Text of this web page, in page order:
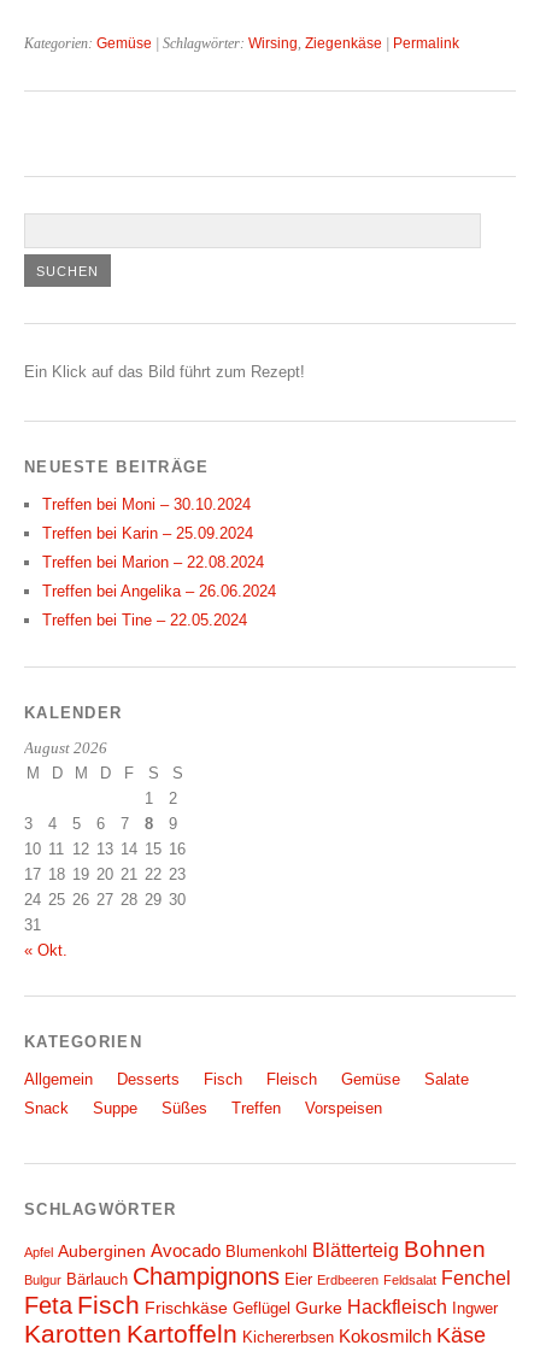
Kategorien: Gemüse | Schlagwörter: Wirsing Ziegenkäse | Permalink
Ein Klick auf das Bild führt zum Rezept!
NEUESTE BEITRÄGE
Treffen bei Moni – 30.10.2024
Treffen bei Karin – 25.09.2024
Treffen bei Marion – 22.08.2024
Treffen bei Angelika – 26.06.2024
Treffen bei Tine – 22.05.2024
KALENDER
August 2026
M D M D F S
S
1
2
3
4 5 6 7 8
9
10 11 12 13 14 15 16
17 18 19 20 21 22 23
24 25 26 27 28 29 30
31
« Okt.
KATEGORIEN
Allgemein Desserts Fisch Fleisch Gemüse
Salate
Snack
Suppe Süßes Treffen Vorspeisen
SCHLAGWÖRTER
Apfel Auberginen Avocado Blumenkohl Blätterteig Bohnen
Bulgur Bärlauch Champignons Eier Erdbeeren Feldsalat Fenchel
Feta Fisch Frischkäse Geflügel Gurke Hackfleisch Ingwer
Karotten Kartoffeln Kichererbsen Kokosmilch Käse